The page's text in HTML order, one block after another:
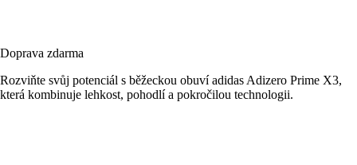
Doprava zdarma
Rozviňte svůj potenciál s běžeckou obuví adidas Adizero Prime X3,
která kombinuje lehkost, pohodlí a pokročilou technologii.